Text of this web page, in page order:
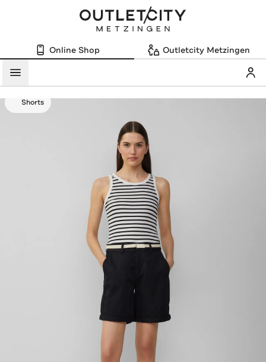
Online Shop Outletcity Metzingen
Menü
Shorts